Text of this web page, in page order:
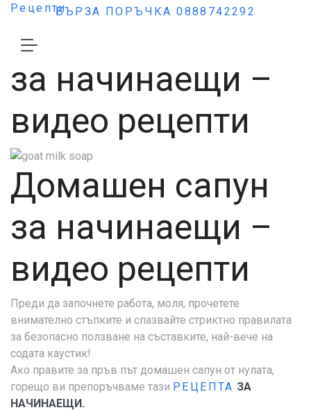
БЪРЗА ПОРЪЧКА 0888742292
Рецепти
Домашен сапун
за начинаещи –
видео рецепти
Домашен сапун
за начинаещи –
видео рецепти
Преди да започнете работа, моля, прочетете
внимателно стъпките и спазвайте стриктно правилата
за безопасно ползване на съставките, най-вече на
содата каустик!
Ако правите за пръв път домашен сапун от нулата,
горещо ви препоръчваме тази РЕЦЕПТА ЗА
НАЧИНАЕЩИ.